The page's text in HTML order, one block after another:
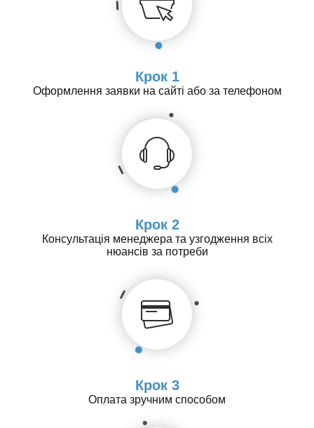
Крок 1
Оформлення заявки на сайті або за телефоном
Крок 2
Консультація менеджера та узгодження всіх
нюансів за потреби
Крок 3
Оплата зручним способом